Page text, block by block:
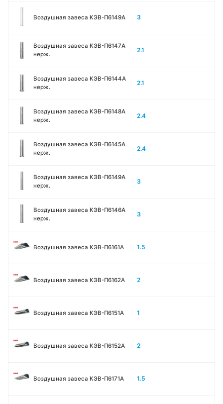
Воздушная завеса КЭВ-П6149A 3
Воздушная завеса КЭВ-П6147A
нерж.
2.1
Воздушная завеса КЭВ-П6144A
нерж.
2.1
Воздушная завеса КЭВ-П6148A
нерж.
2.4
Воздушная завеса КЭВ-П6145A
нерж.
2.4
Воздушная завеса КЭВ-П6149A
нерж.
3
Воздушная завеса КЭВ-П6146A
нерж.
3
Воздушная завеса КЭВ-П6161А 1.5
Воздушная завеса КЭВ-П6162А 2
Воздушная завеса КЭВ-П6151А 1
Воздушная завеса КЭВ-П6152А 2
Воздушная завеса КЭВ-П6171А 1.5